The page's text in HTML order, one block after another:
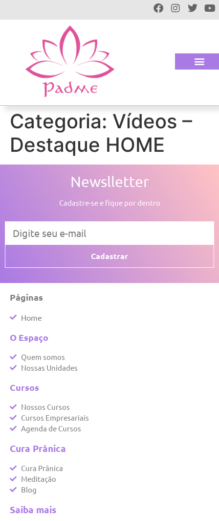
Categoria: Vídeos –
Destaque HOME
Newslletter
Cadastre-se e fique por dentro
Cadastrar
Páginas
Home
O Espaço
Quem somos
Nossas Unidades
Cursos
Nossos Cursos
Cursos Empresariais
Agenda de Cursos
Cura Prânica
Cura Prânica
Meditação
Blog
Saiba mais